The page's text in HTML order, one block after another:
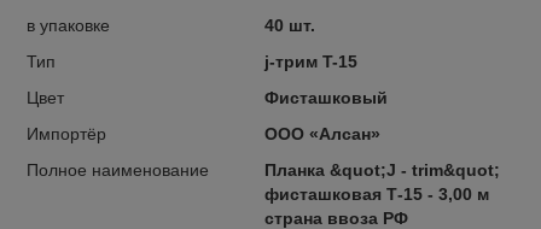
в упаковке
40 шт.
Тип
j-трим T-15
Цвет
Фисташковый
Импортёр
ООО «Алсан»
Полное наименование
Планка &quot;J - trim&quot;
фисташковая Т-15 - 3,00 м
страна ввоза РФ